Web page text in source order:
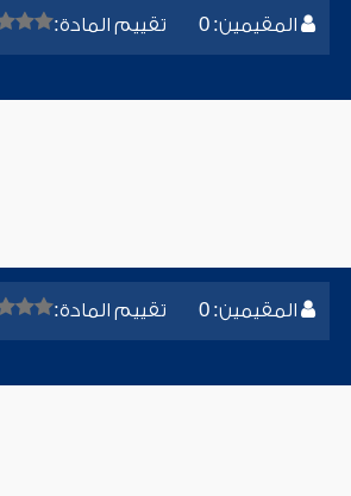
المقيمين: 0 تقييم المادة:
المقيمين: 0 تقييم المادة: